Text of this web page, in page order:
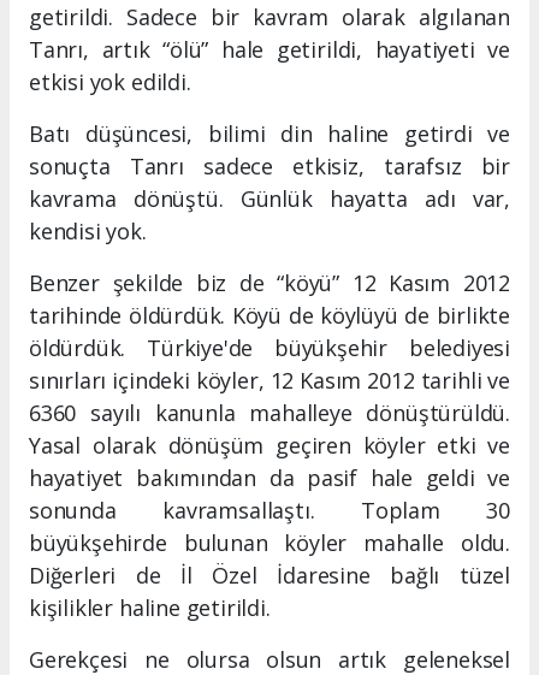
getirildi. Sadece bir kavram olarak algılanan
Tanrı, artık “ölü” hale getirildi, hayatiyeti ve
etkisi yok edildi.
Batı düşüncesi, bilimi din haline getirdi ve
sonuçta Tanrı sadece etkisiz, tarafsız bir
kavrama dönüştü. Günlük hayatta adı var,
kendisi yok.
Benzer şekilde biz de “köyü” 12 Kasım 2012
tarihinde öldürdük. Köyü de köylüyü de birlikte
öldürdük. Türkiye'de büyükşehir belediyesi
sınırları içindeki köyler, 12 Kasım 2012 tarihli ve
6360 sayılı kanunla mahalleye dönüştürüldü.
Yasal olarak dönüşüm geçiren köyler etki ve
hayatiyet bakımından da pasif hale geldi ve
sonunda kavramsallaştı. Toplam 30
büyükşehirde bulunan köyler mahalle oldu.
Diğerleri de İl Özel İdaresine bağlı tüzel
kişilikler haline getirildi.
Gerekçesi ne olursa olsun artık geleneksel